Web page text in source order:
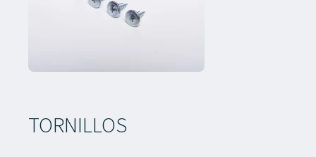
TORNILLOS